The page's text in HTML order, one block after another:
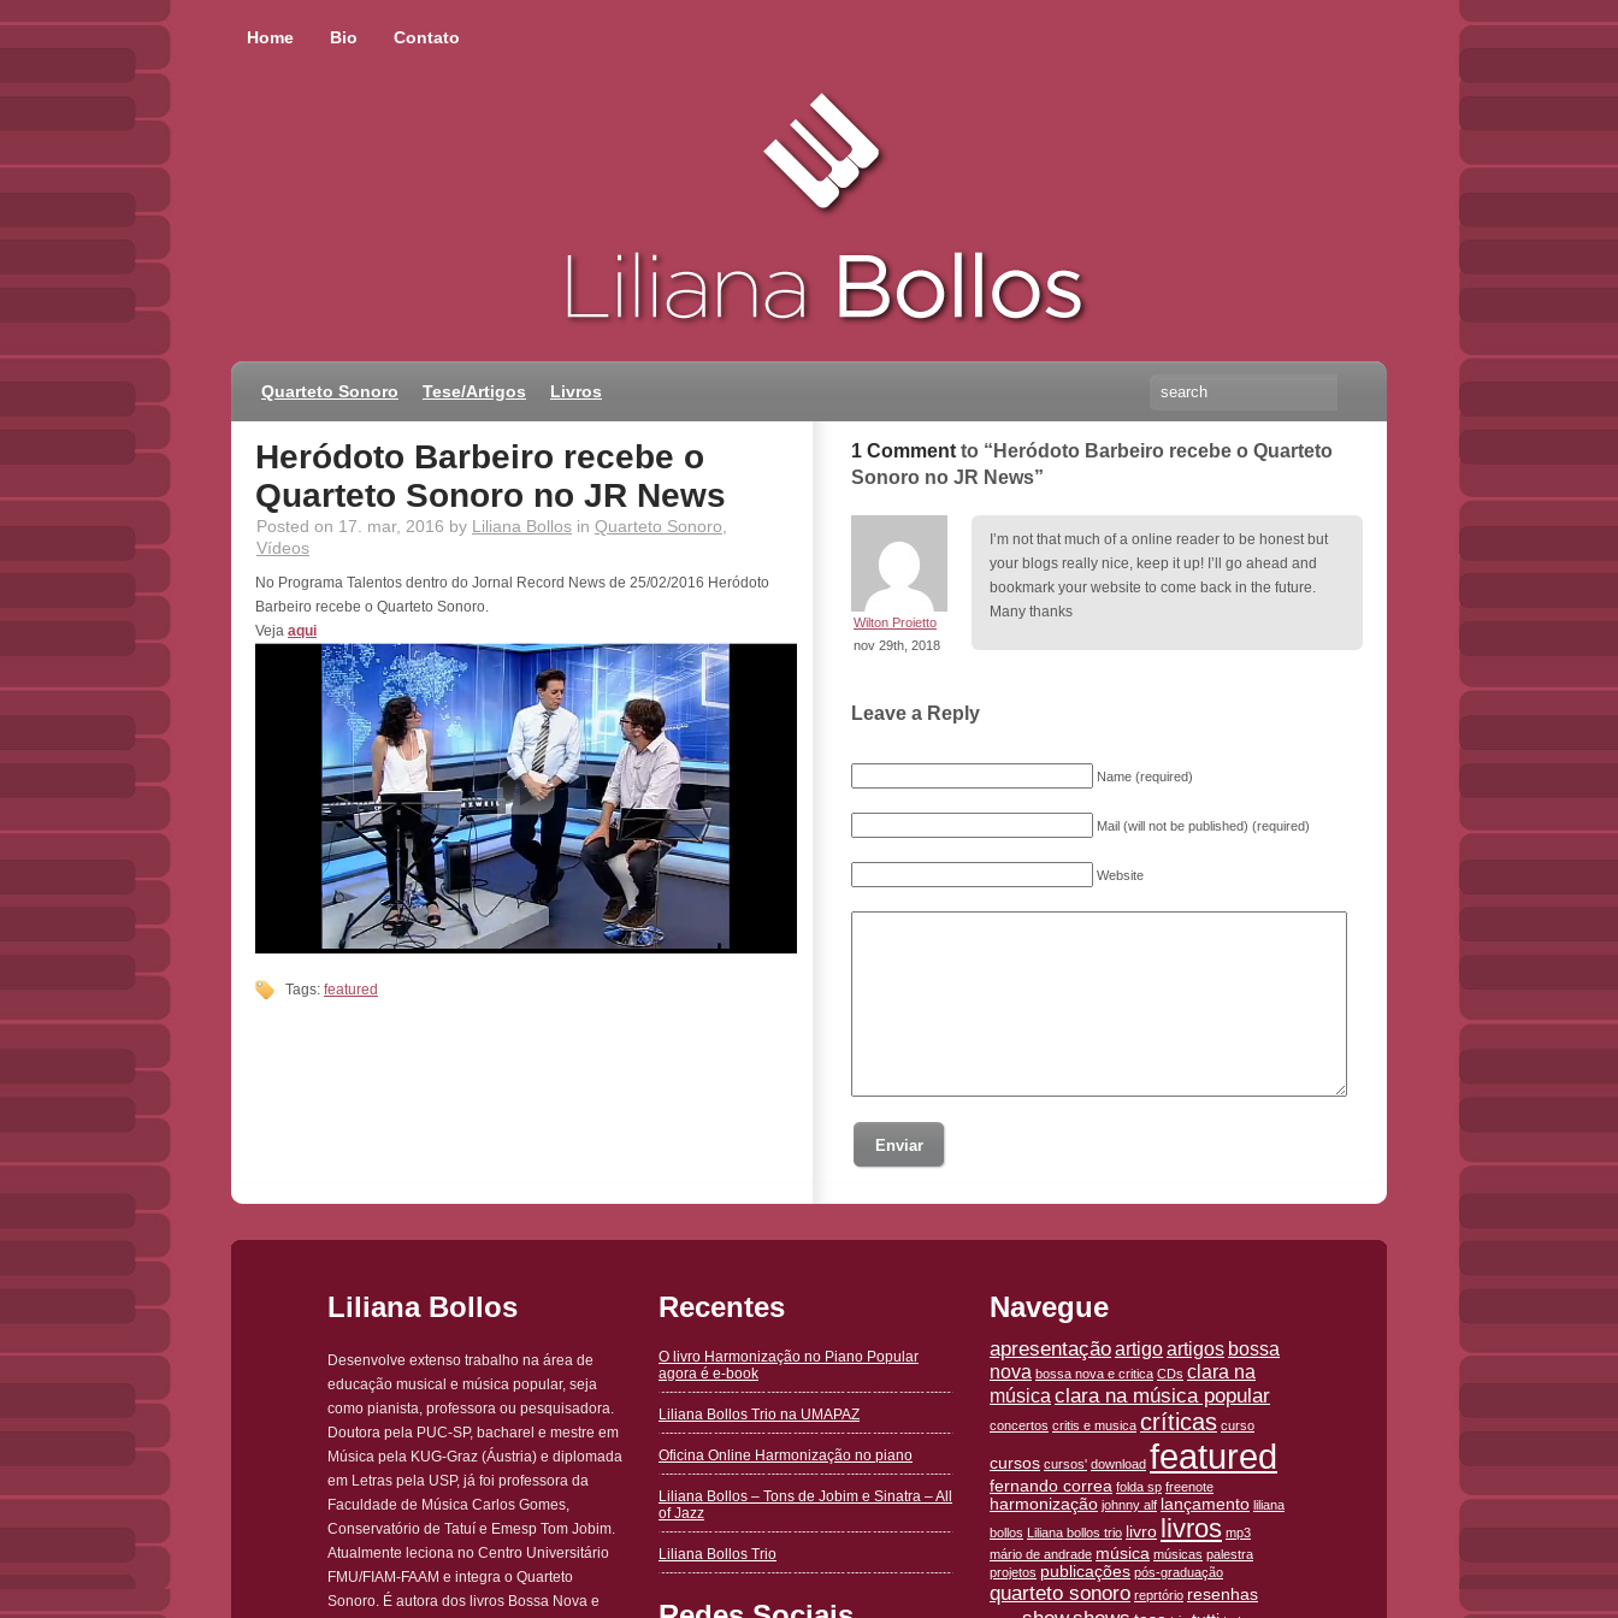
Home Bio Contato
Quarteto Sonoro Tese/Artigos Livros
Heródoto Barbeiro recebe o
Quarteto Sonoro no JR News
Posted on 17. mar, 2016 by Liliana Bollos in Quarteto Sonoro
Vídeos
No Programa Talentos dentro do Jornal Record News de 25/02/2016 Heródoto
Barbeiro recebe o Quarteto Sonoro.
Veja aqui
Tags: featured
1 Comment to “Heródoto Barbeiro recebe o Quarteto
Sonoro no JR News”
Wilton Proietto
nov 29th, 2018
I’m not that much of a online reader to be honest but
your blogs really nice, keep it up! I’ll go ahead and
bookmark your website to come back in the future.
Many thanks
Leave a Reply
Name (required)
Mail (will not be published) (required)
Website
Liliana Bollos
Desenvolve extenso trabalho na área de
educação musical e música popular, seja
como pianista, professora ou pesquisadora.
Doutora pela PUC-SP, bacharel e mestre em
Música pela KUG-Graz (Áustria) e diplomada
em Letras pela USP, já foi professora da
Faculdade de Música Carlos Gomes,
Conservatório de Tatuí e Emesp Tom Jobim.
Atualmente leciona no Centro Universitário
FMU/FIAM-FAAM e integra o Quarteto
Sonoro. É autora dos livros Bossa Nova e
Recentes
O livro Harmonização no Piano Popular
agora é e-book
Liliana Bollos Trio na UMAPAZ
Oficina Online Harmonização no piano
Liliana Bollos – Tons de Jobim e Sinatra – All
of Jazz
Liliana Bollos Trio
Navegue
apresentaçãoartigoartigos bossa
nova bossa nova e critica CDs clara na
música clara na música popular
concertos critis e musica críticas curso
cursos cursos' download featured
fernando correa folda sp freenote
harmonização johnny alf lançamento liliana
bollos Liliana bollos trio livro livros mp3
mário de andrade música músicas palestra
projetos publicações pós-graduação
quarteto sonoro reprtório resenhas